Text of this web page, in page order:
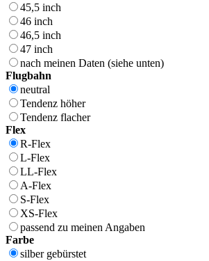
45,5 inch
46 inch
46,5 inch
47 inch
nach meinen Daten (siehe unten)
Flugbahn
neutral
Tendenz höher
Tendenz flacher
Flex
R-Flex
L-Flex
LL-Flex
A-Flex
S-Flex
XS-Flex
passend zu meinen Angaben
Farbe
silber gebürstet